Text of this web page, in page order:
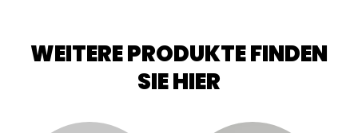
WEITERE PRODUKTE FINDEN
SIE HIER